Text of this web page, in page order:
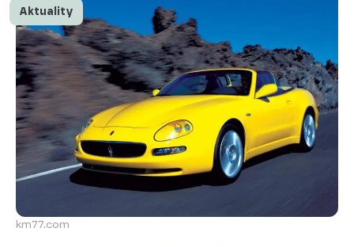
km77.com
Aktuality